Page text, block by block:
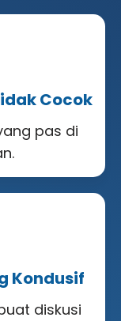
Cocok
pas di
Kondusif
diskusi